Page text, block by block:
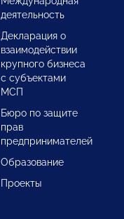
деятельность
Декларация о
взаимодействии
крупного бизнеса
с субъектами
МСП
Бюро по защите
прав
предпринимателей
Образование
Проекты